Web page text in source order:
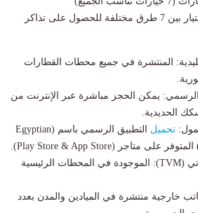
أتاحت الهيئة للحاجزين الاختيار بين 7 طرق مختلفة للحصول على تذاكر
المنتشرة في جميع محطات القطارات
الرسمي: يمكن الحجز مباشرة عبر الإنترنت من
الحديدية.
تحميل
التطبيق الرسمي باسم (Egyptian
ماكينات الحجز الذاتي (TVM): الموجودة في المحطات الرئيسية
خارجية منتشرة في الميادين والمدن بعدد